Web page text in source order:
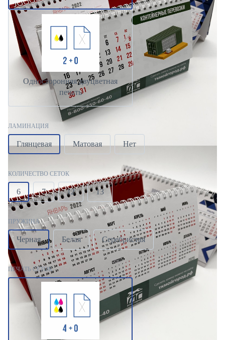
Односторонняя двуцветная
печать
ЛАМИНАЦИЯ
Глянцевая Матовая Нет
КОЛИЧЕСТВО СЕТОК
6 7 12 13
ПРУЖИНА
Черная Белая Серебристая
ПЕЧАТЬ СЕТОК